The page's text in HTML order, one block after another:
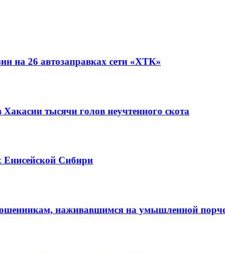
на 26 автозаправках сети «ХТК»
тысячи голов неучтенного скота
Енисейской Сибири
наживавшимся на умышленной